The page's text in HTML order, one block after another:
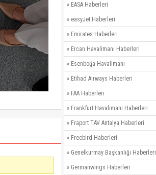
» EASA Haberleri
» easyJet Haberleri
» Emirates Haberleri
» Ercan Havalimanı Haberleri
» Esenboğa Havalimanı
» Etihad Airways Haberleri
» FAA Haberleri
» Frankfurt Havalimanı Haberleri
» Fraport TAV Antalya Haberleri
» Freebird Haberleri
» Genelkurmay Başkanlığı Haberleri
» Germanwings Haberleri